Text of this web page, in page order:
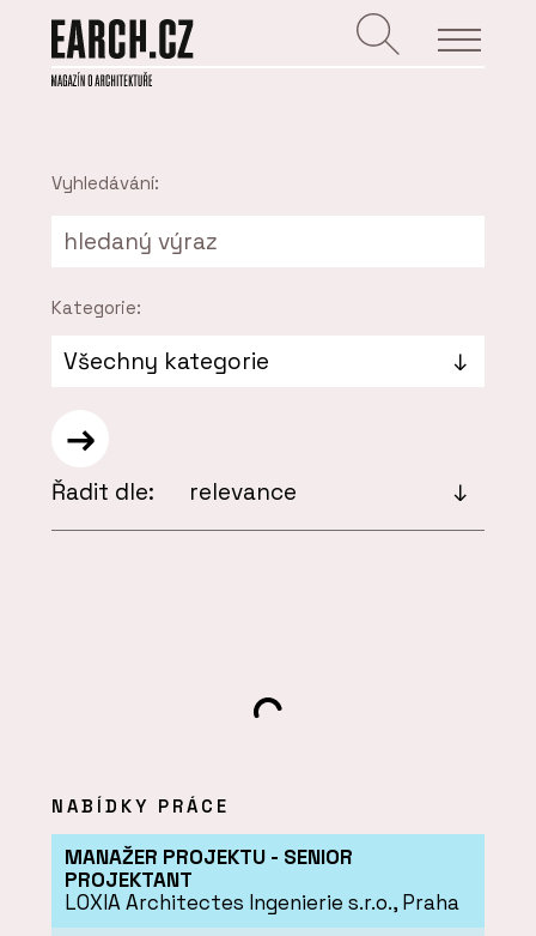
Vyhledávání:
Kategorie:
Řadit dle:
NABÍDKY PRÁCE
MANAŽER PROJEKTU - SENIOR
PROJEKTANT
LOXIA Architectes Ingenierie s.r.o., Praha